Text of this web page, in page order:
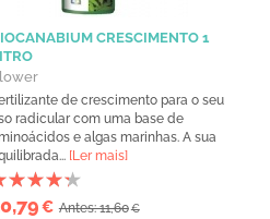
CRESCIMENTO 1
de crescimento para o seu
radicular com uma base de
e algas marinhas. A sua
[Ler mais]
€ Antes: 11,60€